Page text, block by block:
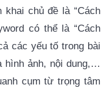
trọng tâm
Keyword
khai chủ đề là “Cách
có thể là “Cách
các yếu tố trong bài
hình ảnh, nội dung,…
cụm từ trọng tâm